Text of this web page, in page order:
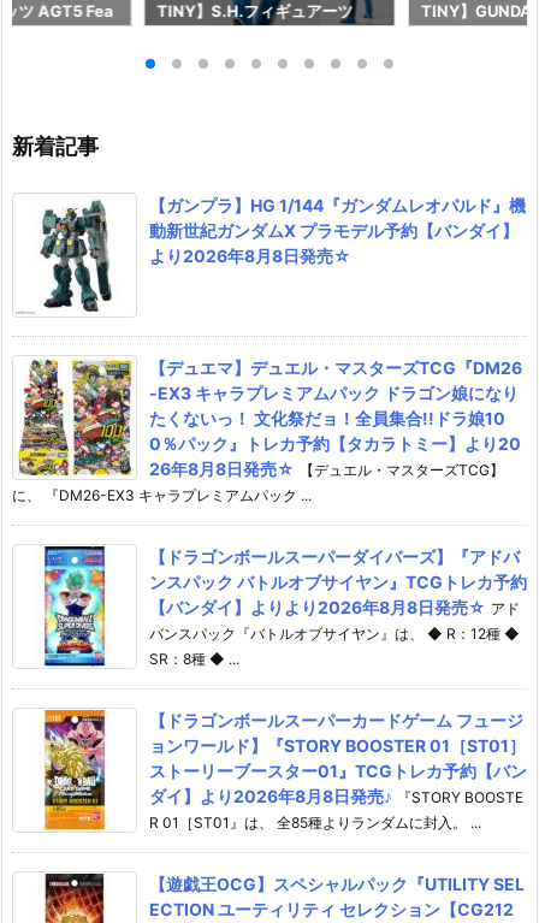
ツ AGT5 Fea
TINY】S.H.フィギュアーツ
長国パイロットスーツVer.）』
TINY】
新着記事
【ガンプラ】HG 1/144『ガンダムレオパルド』機
動新世紀ガンダムX プラモデル予約【バンダイ】
より2026年8月8日発売☆
【デュエマ】デュエル・マスターズTCG『DM26
-EX3 キャラプレミアムパック ドラゴン娘になり
たくないっ！ 文化祭だョ！全員集合!!ドラ娘10
0％パック』トレカ予約【タカラトミー】より20
26年8月8日発売☆
【デュエル・マスターズTCG】
に、 『DM26-EX3 キャラプレミアムパック ...
【ドラゴンボールスーパーダイバーズ】『アドバ
ンスパック バトルオブサイヤン』TCGトレカ予約
【バンダイ】よりより2026年8月8日発売☆ アド
バンスパック『バトルオブサイヤン』は、 ◆ R：12種 ◆
SR：8種 ◆ ...
【ドラゴンボールスーパーカードゲーム フュージ
ョンワールド】『STORY BOOSTER 01［ST01］
ストーリーブースター01』TCGトレカ予約【バン
ダイ】より2026年8月8日発売♪
『STORY BOOSTE
R 01［ST01』は、 全85種よりランダムに封入。 ...
【遊戯王OCG】スペシャルパック『UTILITY SEL
ECTION ユーティリティ セレクション【CG212